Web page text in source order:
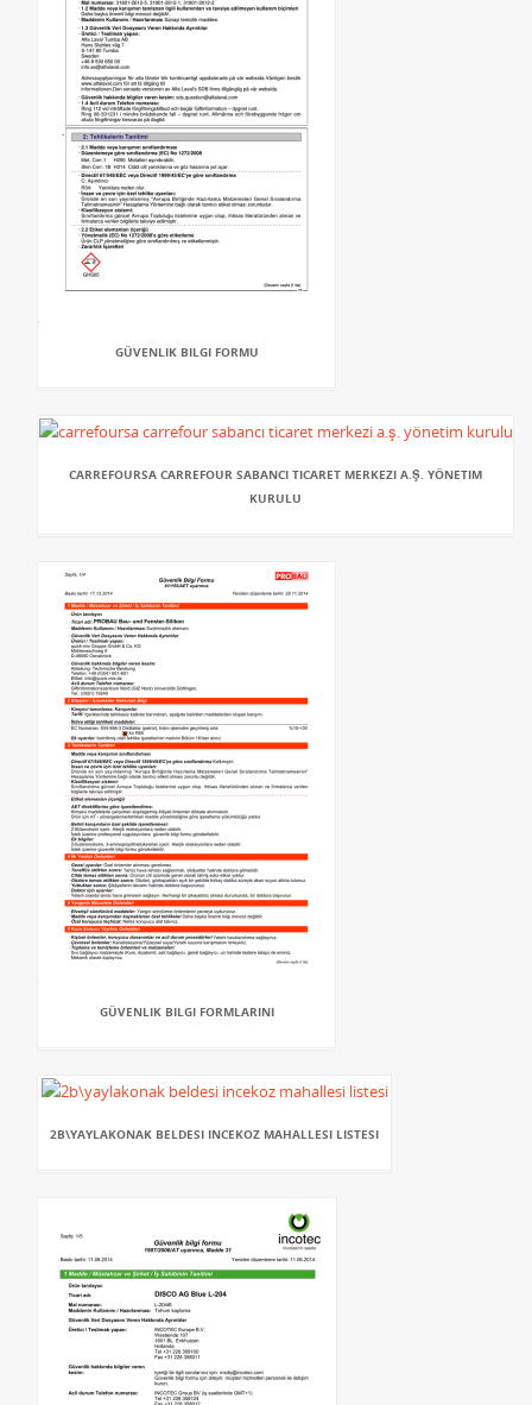
GÜVENLIK BILGI FORMU
CARREFOURSA CARREFOUR SABANCI TICARET MERKEZI A.Ş. YÖNETIM
KURULU
GÜVENLIK BILGI FORMLARINI
2B\YAYLAKONAK BELDESI INCEKOZ MAHALLESI LISTESI